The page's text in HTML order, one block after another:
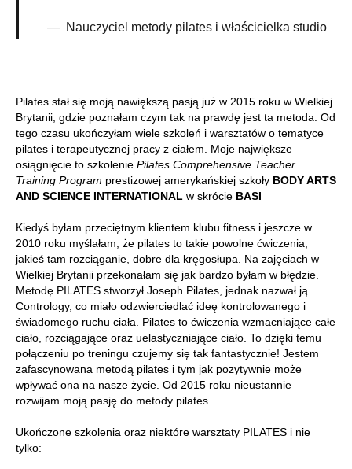
Nauczyciel metody pilates i właścicielka studio
Pilates stał się moją nawiększą pasją już w 2015 roku w Wielkiej
Brytanii, gdzie poznałam czym tak na prawdę jest ta metoda. Od
tego czasu ukończyłam wiele szkoleń i warsztatów o tematyce
pilates i terapeutycznej pracy z ciałem. Moje największe
osiągnięcie to szkolenie Pilates Comprehensive Teacher
Training Program prestizowej amerykańskiej szkoły BODY ARTS
AND SCIENCE INTERNATIONAL w skrócie BASI
Kiedyś byłam przeciętnym klientem klubu fitness i jeszcze w
2010 roku myślałam, że pilates to takie powolne ćwiczenia,
jakieś tam rozciąganie, dobre dla kręgosłupa. Na zajęciach w
Wielkiej Brytanii przekonałam się jak bardzo byłam w błędzie.
Metodę PILATES stworzył Joseph Pilates, jednak nazwał ją
Contrology, co miało odzwierciedlać ideę kontrolowanego i
świadomego ruchu ciała. Pilates to ćwiczenia wzmacniające całe
ciało, rozciągające oraz uelastyczniające ciało. To dzięki temu
połączeniu po treningu czujemy się tak fantastycznie! Jestem
zafascynowana metodą pilates i tym jak pozytywnie może
wpływać ona na nasze życie. Od 2015 roku nieustannie
rozwijam moją pasję do metody pilates.
Ukończone szkolenia oraz niektóre warsztaty PILATES i nie
tylko: